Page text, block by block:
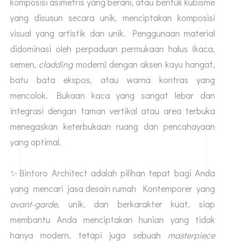
yang disusun secara unik, menciptakan komposisi
visual yang artistik dan unik. Penggunaan material
didominasi oleh perpaduan permukaan halus (kaca,
semen, claddingmodern) dengan aksen kayu hangat,
batu bata ekspos, atau warna kontras yang
mencolok. Bukaan kaca yang sangat lebar dan
integrasi dengan taman vertikal atau area terbuka
menegaskan keterbukaan ruang dan pencahayaan
yang optimal.
✨Bintoro Architect adalah pilihan tepat bagi Anda
yang mencari jasa desain rumah Kontemporer yang
avant-garde, unik, dan berkarakter kuat, siap
membantu Anda menciptakan hunian yang tidak
hanya modern, tetapi juga sebuah masterpiece